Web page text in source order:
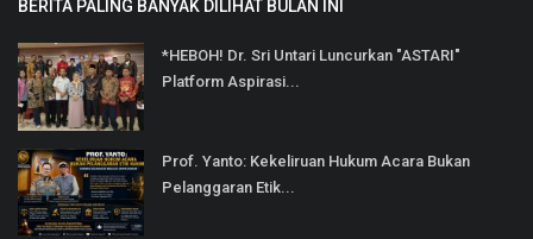
BERITA PALING BANYAK DILIHAT BULAN INI
*HEBOH! Dr. Sri Untari Luncurkan "ASTARI"
Platform Aspirasi...
Prof. Yanto: Kekeliruan Hukum Acara Bukan
Pelanggaran Etik...